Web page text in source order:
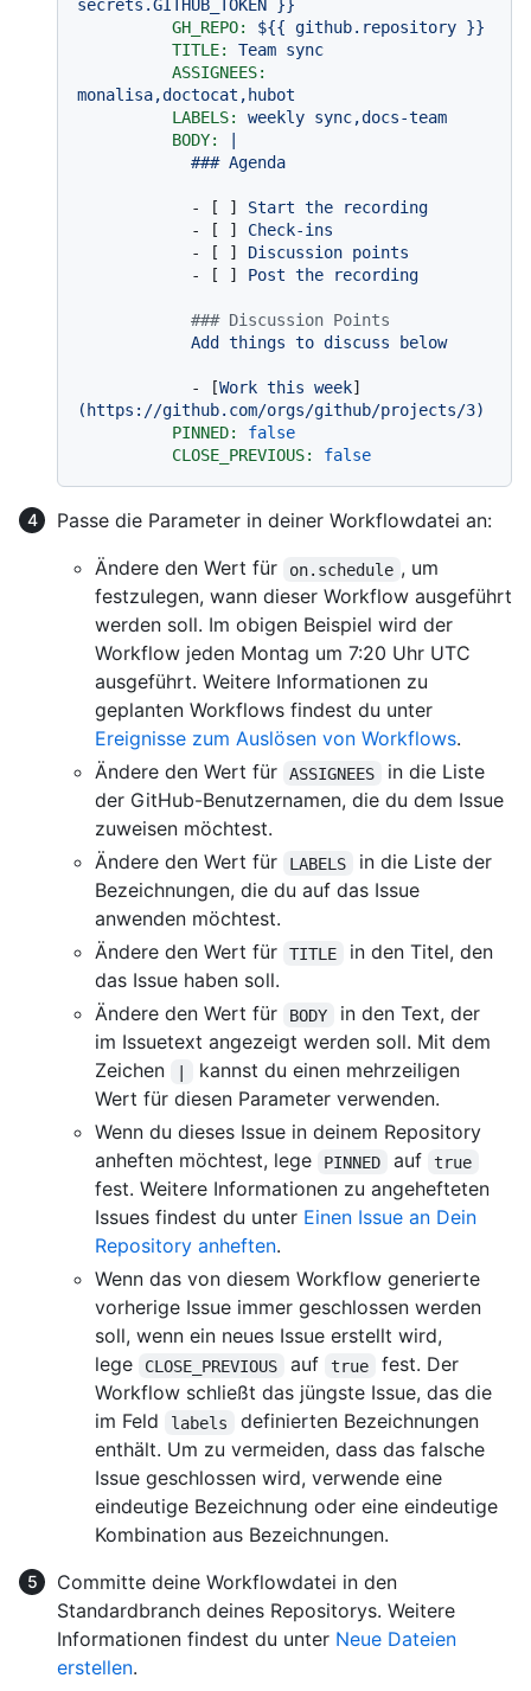
secrets.GITHUB_TOKEN
}}
GH_REPO:
${{ github.repository }}
TITLE:
Team sync
ASSIGNEES:
monalisa,doctocat,hubot
LABELS:
weekly sync,docs-team
BODY:
- [ ] Start the
recording
-
[ ] Check-ins
-
[ ] Discussion points
-
[ ] Post the recording
### Discussion Points
Add
things to discuss below
- [Work this week]
(https://github.com/orgs/github/projects/3)
PINNED:
false
CLOSE_PREVIOUS:
false
Passe die Parameter in deiner Workflowdatei an:
Ändere den Wert für
on.schedule , um
festzulegen, wann dieser Workflow ausgeführt
werden soll. Im obigen Beispiel wird der
Workflow jeden Montag um 7:20 Uhr UTC
ausgeführt. Weitere Informationen zu
geplanten Workflows findest du unter
Ereignisse zum Auslösen von Workflows.
Ändere den Wert für
ASSIGNEES
in die Liste
der GitHub-Benutzernamen, die du dem Issue
zuweisen möchtest.
Ändere den Wert für
LABELS
in die Liste der
Bezeichnungen, die du auf das Issue
anwenden möchtest.
Ändere den Wert für
TITLE
in den Titel, den
das Issue haben soll.
Ändere den Wert für
BODY
in den Text, der
im Issuetext angezeigt werden soll. Mit dem
Zeichen
|
kannst du einen mehrzeiligen
Wert für diesen Parameter verwenden.
Wenn du dieses Issue in deinem Repository
anheften möchtest, lege
PINNED auf true
fest. Weitere Informationen zu angehefteten
Issues findest du unter Einen Issue an Dein
Repository anheften.
Wenn das von diesem Workflow generierte
vorherige Issue immer geschlossen werden
soll, wenn ein neues Issue erstellt wird,
lege
CLOSE_PREVIOUS auf true
fest. Der
Workflow schließt das jüngste Issue, das die
im Feld
labels
definierten Bezeichnungen
enthält. Um zu vermeiden, dass das falsche
Issue geschlossen wird, verwende eine
eindeutige Bezeichnung oder eine eindeutige
Kombination aus Bezeichnungen.
Committe deine Workflowdatei in den
Standardbranch deines Repositorys. Weitere
Informationen findest du unter Neue Dateien
erstellen.